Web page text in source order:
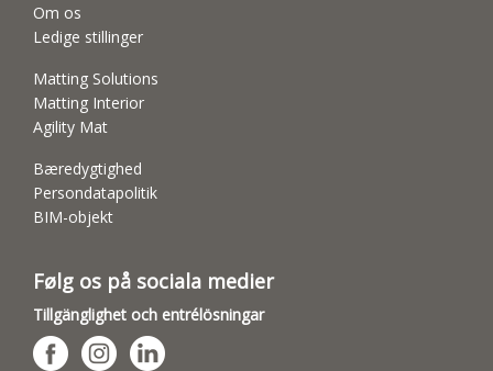
Om os
Ledige stillinger
Matting Solutions
Matting Interior
Agility Mat
Bæredygtighed
Persondatapolitik
BIM-objekt
Følg os på sociala medier
Tillgänglighet och entrélösningar